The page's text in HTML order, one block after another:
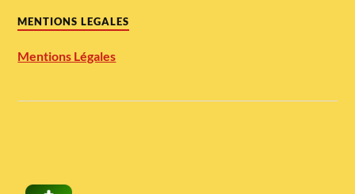
MENTIONS LEGALES
Mentions Légales